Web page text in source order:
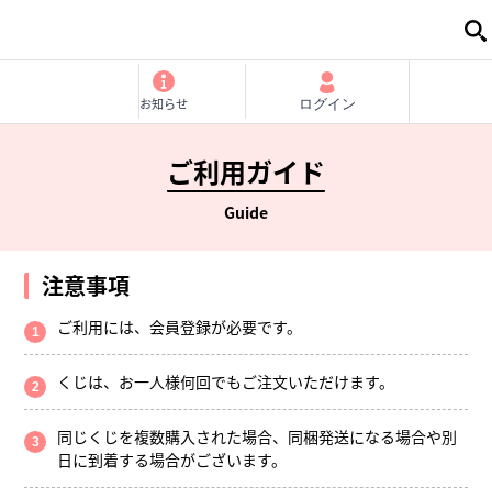
お知らせ ログイン
ご利用ガイド
Guide
注意事項
ご利用には、会員登録が必要です。
くじは、お一人様何回でもご注文いただけます。
同じくじを複数購入された場合、同梱発送になる場合や別
日に到着する場合がございます。